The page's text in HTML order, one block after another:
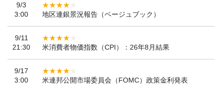
9/3
3:00
地区連銀景況報告（ベージュブック）
9/11
21:30
米消費者物価指数（CPI）：26年8月結果
9/17
3:00
米連邦公開市場委員会（FOMC）政策金利発表